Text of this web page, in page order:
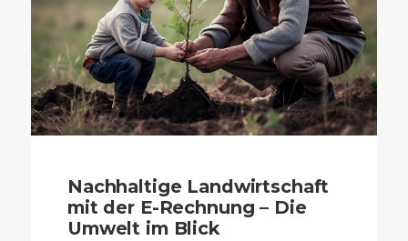
Nachhaltige Landwirtschaft
mit der E-Rechnung – Die
Umwelt im Blick